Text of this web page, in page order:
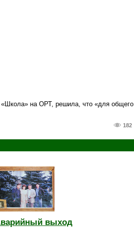
«Школа» на ОРТ, решила, что «для общего
182
выход